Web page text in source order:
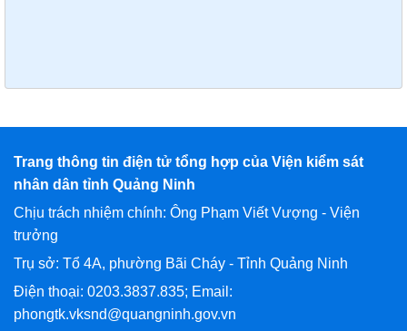
Trang thông tin điện tử tổng hợp của Viện kiểm sát
nhân dân tỉnh Quảng Ninh
Chịu trách nhiệm chính: Ông Phạm Viết Vượng - Viện
trưởng
Trụ sở: Tổ 4A, phường Bãi Cháy - Tỉnh Quảng Ninh
Điện thoại: 0203.3837.835; Email:
phongtk.vksnd@quangninh.gov.vn